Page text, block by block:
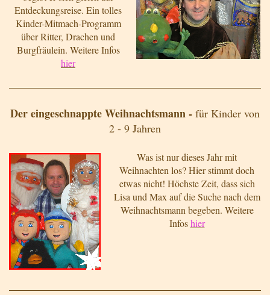
Entdeckungsreise. Ein tolles
Kinder-Mitmach-Programm
über Ritter, Drachen und
Burgfräulein. Weitere Infos
hier
Der eingeschnappte Weihnachtsmann - für Kinder von
2 - 9 Jahren
Was ist nur dieses Jahr mit
Weihnachten los? Hier stimmt doch
etwas nicht! Höchste Zeit, dass sich
Lisa und Max auf die Suche nach dem
Weihnachtsmann begeben. Weitere
Infoshier